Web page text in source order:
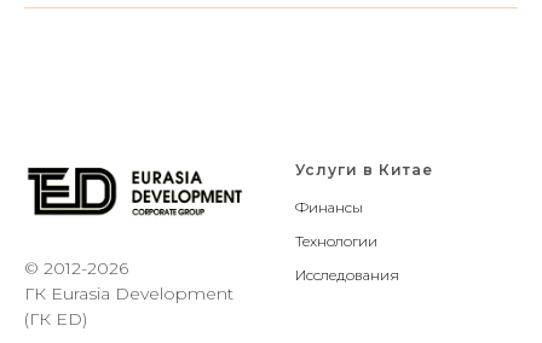
© 2012-2026
ГК Eurasia Development
(ГК ED)
Услуги в Китае
Финансы
Технологии
Исследования